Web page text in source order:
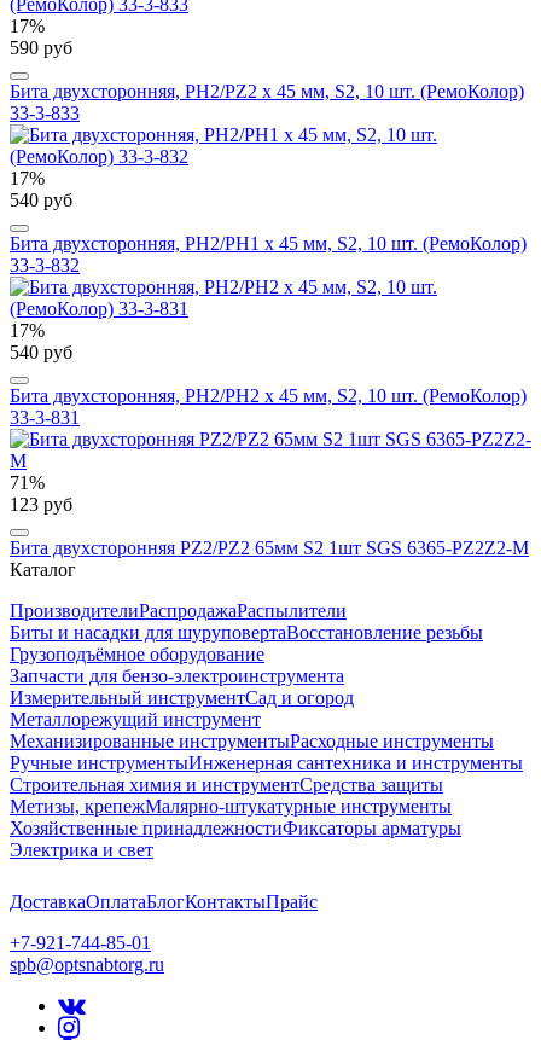
17%
590 руб
Бита двухсторонняя, PH2/PZ2 х 45 мм, S2, 10 шт. (РемоКолор)
33-3-833
17%
540 руб
Бита двухсторонняя, PH2/PH1 х 45 мм, S2, 10 шт. (РемоКолор)
33-3-832
17%
540 руб
Бита двухсторонняя, PH2/PH2 х 45 мм, S2, 10 шт. (РемоКолор)
33-3-831
71%
123 руб
Бита двухсторонняя PZ2/PZ2 65мм S2 1шт SGS 6365-PZ2Z2-M
Каталог
ПроизводителиРаспродажаРаспылители
Биты и насадки для шуруповертаВосстановление резьбы
Грузоподъёмное оборудование
Запчасти для бензо-электроинструмента
Измерительный инструментСад и огород
Металлорежущий инструмент
Механизированные инструментыРасходные инструменты
Ручные инструментыИнженерная сантехника и инструменты
Строительная химия и инструментСредства защиты
Метизы, крепежМалярно-штукатурные инструменты
Хозяйственные принадлежностиФиксаторы арматуры
Электрика и свет
ДоставкаОплатаБлогКонтактыПрайс
+7-921-744-85-01
spb@optsnabtorg.ru